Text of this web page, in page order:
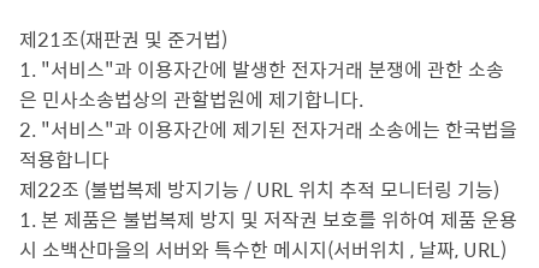
제21조(재판권 및 준거법)
1. "서비스"과 이용자간에 발생한 전자거래 분쟁에 관한 소송
은 민사소송법상의 관할법원에 제기합니다.
2. "서비스"과 이용자간에 제기된 전자거래 소송에는 한국법을
적용합니다
제22조 (불법복제 방지기능 / URL 위치 추적 모니터링 기능)
1. 본 제품은 불법복제 방지 및 저작권 보호를 위하여 제품 운용
시 소백산마을의 서버와 특수한 메시지(서버위치 , 날짜, URL)